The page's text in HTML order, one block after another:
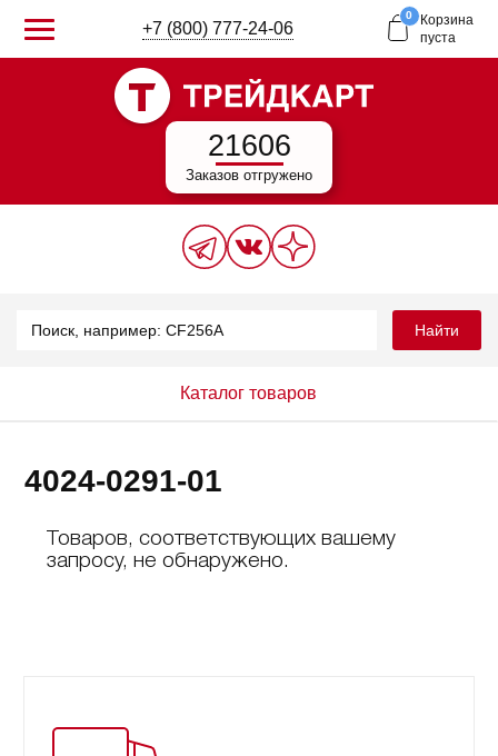
+7 (800) 777-24-06
0
Корзина
пуста
21606
Заказов отгружено
Найти
Каталог товаров
4024-0291-01
Товаров, соответствующих вашему
запросу, не обнаружено.